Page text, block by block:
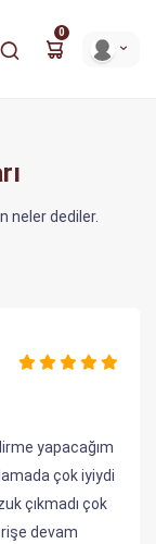
0
neler dediler.
yapacağım
çok iyiydi
çıkmadı çok
devam